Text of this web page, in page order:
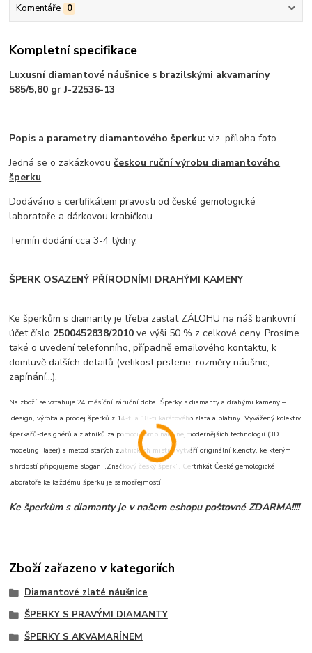
Komentáře 0
Kompletní specifikace
Luxusní diamantové náušnice s brazilskými akvamaríny
585/5,80 gr J-22536-13
Popis a parametry diamantového šperku: viz. příloha foto
Jedná se o zakázkovoučeskou ruční výrobu diamantového
šperku
Dodáváno s certifikátem pravosti od české gemologické
laboratoře a dárkovou krabičkou.
Termín dodání cca 3-4 týdny.
ŠPERK OSAZENÝ PŘÍRODNÍMI DRAHÝMI KAMENY
Ke šperkům s diamanty je třeba zaslat ZÁLOHU na náš bankovní
účet číslo 2500452838/2010ve výši 50 % z celkové ceny. Prosíme
také o uvedení telefonního, případně emailového kontaktu, k
domluvě dalších detailů (velikost prstene, rozměry náušnic,
zapínání...).
Na zboží se vztahuje 24 měsíční záruční doba. Šperky s diamanty a drahými kameny –
design, výroba a prodej šperků z 14-ti a 18-ti karátového zlata a platiny. Vyvážený kolektiv
šperkařů-designérů a zlatníků za pomoci kombinace nejmodernějších technologií (3D
modeling, laser) a metod starých zlatnických mistrů vytváří originální klenoty, ke kterým
s hrdostí připojujeme slogan „Značkový český šperk“. Certifikát České gemologické
laboratoře ke každému šperku je samozřejmostí.
Ke šperkům s diamanty je v našem eshopu poštovné ZDARMA!!!!
Zboží zařazeno v kategoriích
Diamantové zlaté náušnice
ŠPERKY S PRAVÝMI DIAMANTY
ŠPERKY S AKVAMARÍNEM